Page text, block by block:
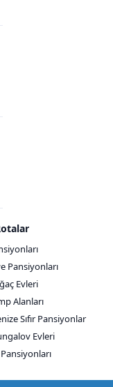
Pansiyonları
Evleri
Alanları
Sıfır Pansiyonlar
Evleri